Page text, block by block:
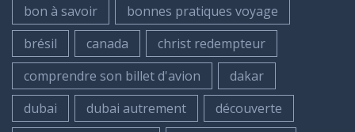
bon à savoir
bonnes pratiques voyage
brésil
canada
christ redempteur
comprendre son billet d'avion
dakar
dubai
dubai autrement
découverte